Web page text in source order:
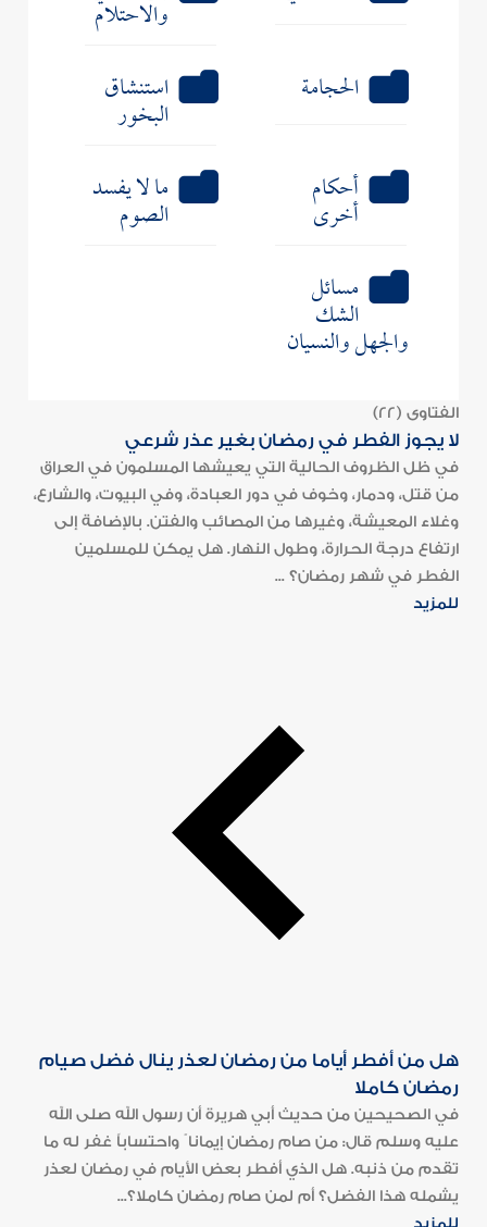
والاحتلام
الحجامة
استنشاق
البخور
أحكام
أخرى
ما لا يفسد
الصوم
مسائل
الشك
والجهل والنسيان
الفتاوى (22)
لا يجوز الفطر في رمضان بغير عذر شرعي
في ظل الظروف الحالية التي يعيشها المسلمون في العراق
من قتل، ودمار، وخوف في دور العبادة، وفي البيوت، والشارع،
وغلاء المعيشة، وغيرها من المصائب والفتن. بالإضافة إلى
ارتفاع درجة الحرارة، وطول النهار. هل يمكن للمسلمين
الفطر في شهر رمضان؟ ...
للمزيد
هل من أفطر أياما من رمضان لعذر ينال فضل صيام
رمضان كاملا
في الصحيحين من حديث أبي هريرة أن رسول الله صلى الله
عليه وسلم قال: من صام رمضان إيمانا ً واحتساباً غفر له ما
تقدم من ذنبه. هل الذي أفطر بعض الأيام في رمضان لعذر
يشمله هذا الفضل؟ أم لمن صام رمضان كاملا؟...